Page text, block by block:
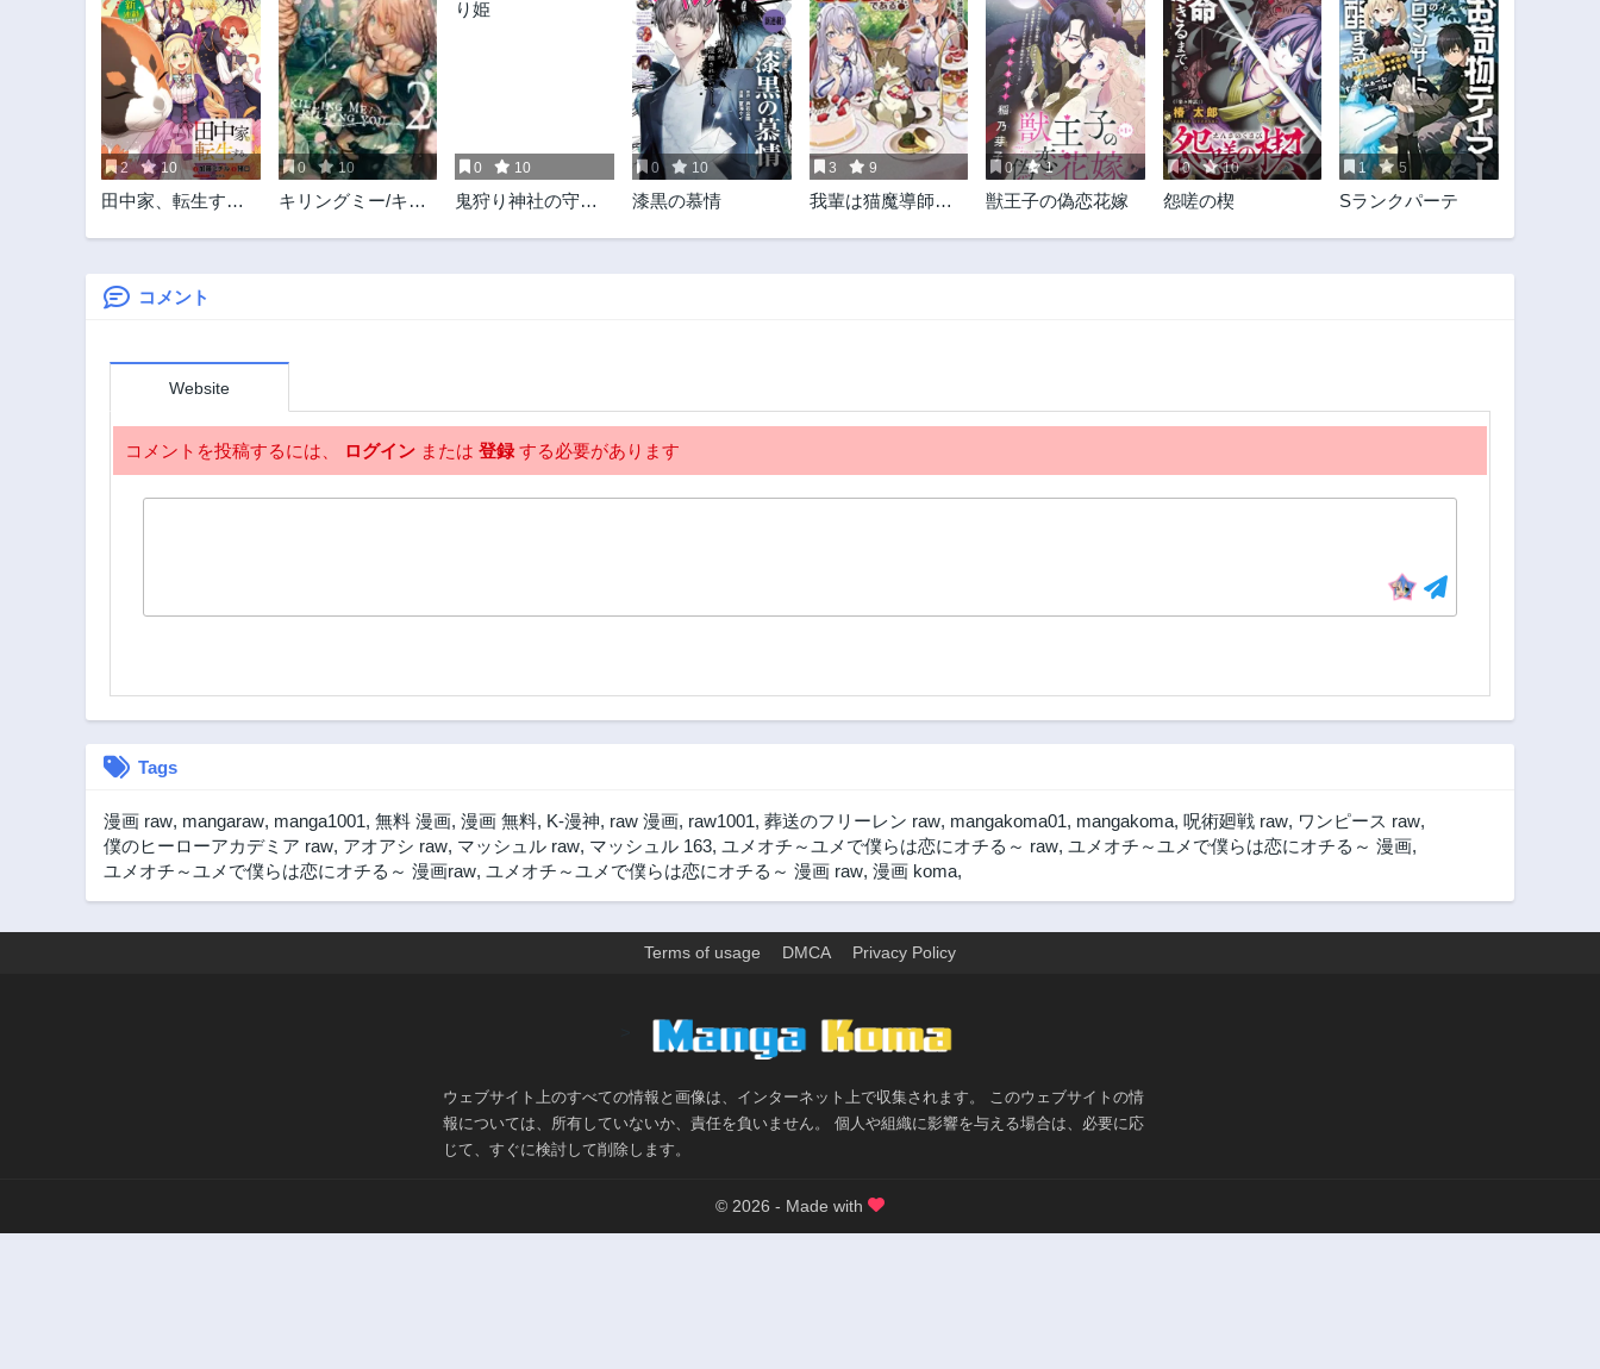
2 10
田中家、転生す
0 10
キリングミー/キリ
0 10
鬼狩り神社の守り
0 10
漆黒の慕情
3 9
我輩は猫魔導師で
ト猫生活～
0 1
獣王子の偽恋花嫁
0 10
怨嗟の楔
1 5
Sランクパーテ
コメント
Website
コメントを投稿するには、 ログイン または 登録する必要があります
Tags
漫画 raw, mangaraw, manga1001, 無料 漫画, 漫画 無料, K-漫神, raw 漫画, raw1001, 葬送のフリーレン raw, mangakoma01, mangakoma, 呪術廻戦 raw, ワンピース raw,
僕のヒーローアカデミア raw, アオアシ raw, マッシュル raw, マッシュル 163, ユメオチ～ユメで僕らは恋にオチる～ raw, ユメオチ～ユメで僕らは恋にオチる～ 漫画,
ユメオチ～ユメで僕らは恋にオチる～ 漫画raw, ユメオチ～ユメで僕らは恋にオチる～ 漫画 raw, 漫画 koma,
Terms of usage DMCA Privacy Policy
ウェブサイト上のすべての情報と画像は、インターネット上で収集されます。 このウェブサイトの情
報については、所有していないか、責任を負いません。 個人や組織に影響を与える場合は、必要に応
じて、すぐに検討して削除します。
© 2026 - Made with